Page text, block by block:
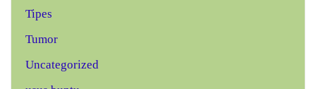
Tipes
Tumor
Uncategorized